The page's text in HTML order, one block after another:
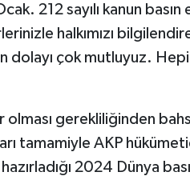
212 sayılı kanun
halkımızı
dolayı çok mutluyuz.
olması gerekliliğinden
tamamiyle AKP
2024 Dünya